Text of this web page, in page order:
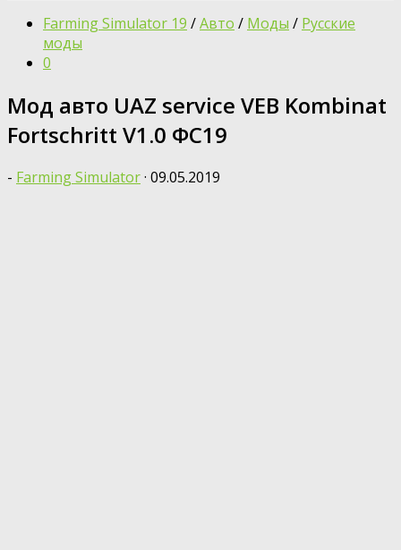
Farming Simulator 19 /Авто / Моды / Русские
моды
0
Мод авто UAZ service VEB Kombinat
Fortschritt V1.0 ФС19
- Farming Simulator· 09.05.2019